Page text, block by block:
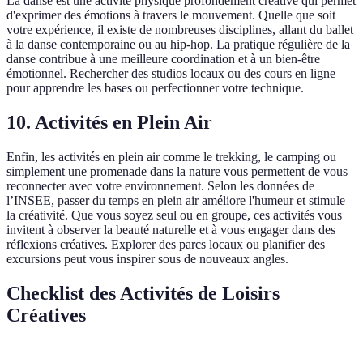
d'exprimer des émotions à travers le mouvement. Quelle que soit
votre expérience, il existe de nombreuses disciplines, allant du ballet
à la danse contemporaine ou au hip-hop. La pratique régulière de la
danse contribue à une meilleure coordination et à un bien-être
émotionnel. Rechercher des studios locaux ou des cours en ligne
pour apprendre les bases ou perfectionner votre technique.
10. Activités en Plein Air
Enfin, les activités en plein air comme le trekking, le camping ou
simplement une promenade dans la nature vous permettent de vous
reconnecter avec votre environnement. Selon les données de
l’INSEE, passer du temps en plein air améliore l'humeur et stimule
la créativité. Que vous soyez seul ou en groupe, ces activités vous
invitent à observer la beauté naturelle et à vous engager dans des
réflexions créatives. Explorer des parcs locaux ou planifier des
excursions peut vous inspirer sous de nouveaux angles.
Checklist des Activités de Loisirs
Créatives